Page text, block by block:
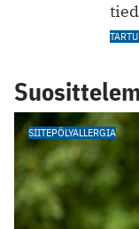
SIITEPÖLYALLERGIA